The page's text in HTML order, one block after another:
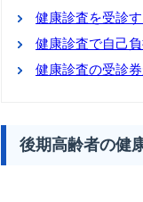
健康診査を受診
健康診査で自己
健康診査の受診
後期高齢者の健